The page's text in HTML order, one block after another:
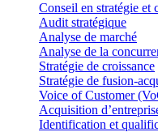
Conseil en stratégie et
Audit stratégique
Analyse de marché
Analyse de la
Stratégie de croissance
Stratégie de fusion-
Voice of Customer
Acquisition
Identification et